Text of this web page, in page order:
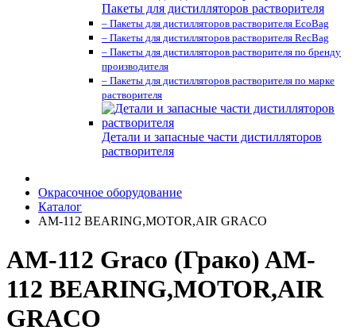
Пакеты для дистилляторов растворителя
– Пакеты для дистилляторов растворителя EcoBag
– Пакеты для дистилляторов растворителя RecBag
– Пакеты для дистилляторов растворителя по бренду
производителя
– Пакеты для дистилляторов растворителя по марке
растворителя
Детали и запасные части дистилляторов
растворителя
Окрасочное оборудование
Каталог
AM-112 BEARING,MOTOR,AIR GRACO
AM-112 Graco (Грако) AM-
112 BEARING,MOTOR,AIR
GRACO